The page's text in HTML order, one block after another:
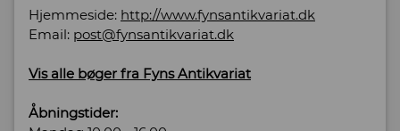
Hjemmeside: http://www.fynsantikvariat.dk
Email: post@fynsantikvariat.dk
Vis alle bøger fra Fyns Antikvariat
Åbningstider: